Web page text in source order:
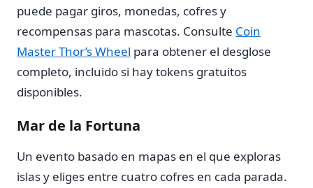
puede pagar giros, monedas, cofres y
recompensas para mascotas. Consulte Coin
Master Thor’s Wheel para obtener el desglose
completo, incluido si hay tokens gratuitos
disponibles.
Mar de la Fortuna
Un evento basado en mapas en el que exploras
islas y eliges entre cuatro cofres en cada parada.